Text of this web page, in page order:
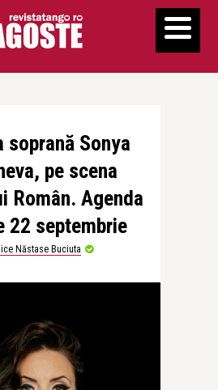
soprană Sonya
pe scena
Român. Agenda
22 septembrie
Năstase Buciuta